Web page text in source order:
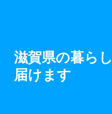
滋賀県の暮らし
届けます